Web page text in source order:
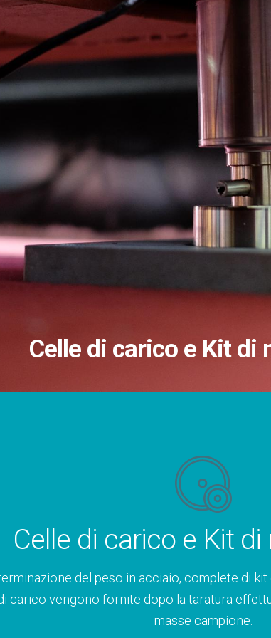
Celle di carico e Kit di
Celle di carico e Kit
del peso in acciaio, complete di
carico vengono fornite dopo la taratura
masse campione.